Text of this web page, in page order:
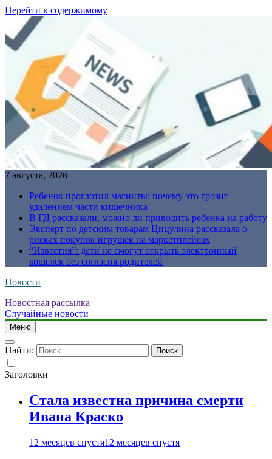
Перейти к содержимому
7 августа, 2026
Ребенок проглотил магниты: почему это грозит
удалением части кишечника
В ГД рассказали, можно ли приводить ребенка на работу
Эксперт по детским товарам Цицулина рассказала о
рисках покупок игрушек на маркетплейсах
“Известия”: дети не смогут открыть электронный
кошелек без согласия родителей
Новости
Новостная рассылка
Случайные новости
Меню
Найти:
Заголовки
Стала известна причина смерти
Ивана Краско
12 месяцев спустя12 месяцев спустя